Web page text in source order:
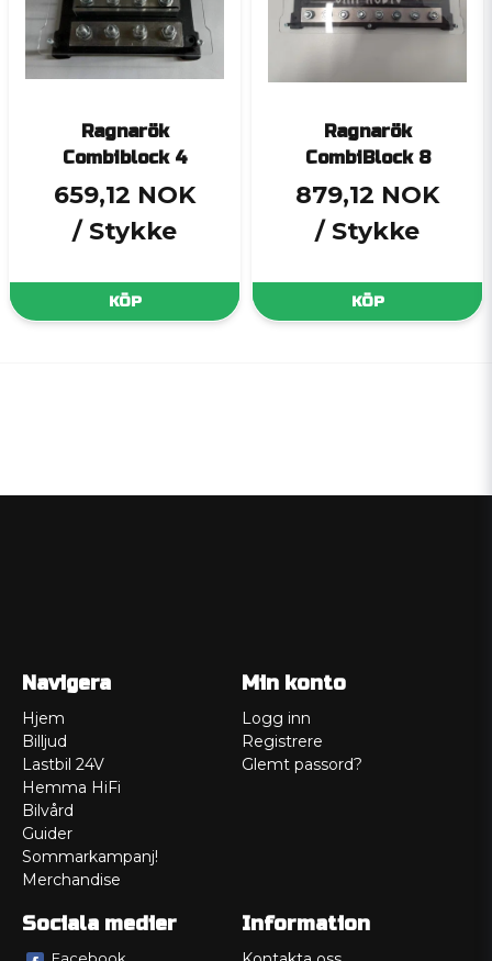
Ragnarök
Combiblock 4
659,12 NOK
/ Stykke
KÖP
Ragnarök
CombiBlock 8
879,12 NOK
/ Stykke
KÖP
Navigera
Hjem
Billjud
Lastbil 24V
Hemma HiFi
Bilvård
Guider
Sommarkampanj!
Merchandise
Min konto
Logg inn
Registrere
Glemt passord?
Sociala medier Information